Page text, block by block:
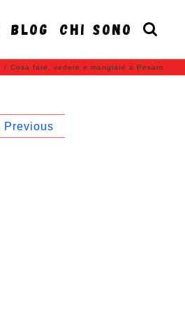
BLOG CHI SONO
/ Cosa fare, vedere e mangiare a Pesaro
Previous